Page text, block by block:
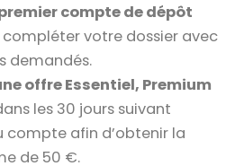
compte de dépôt
votre dossier avec
demandés.
offre Essentiel, Premium
les 30 jours suivant
compte afin d’obtenir la
de 50 €.